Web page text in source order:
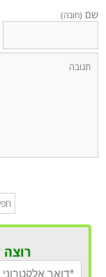
שם (חובה)
רוצה